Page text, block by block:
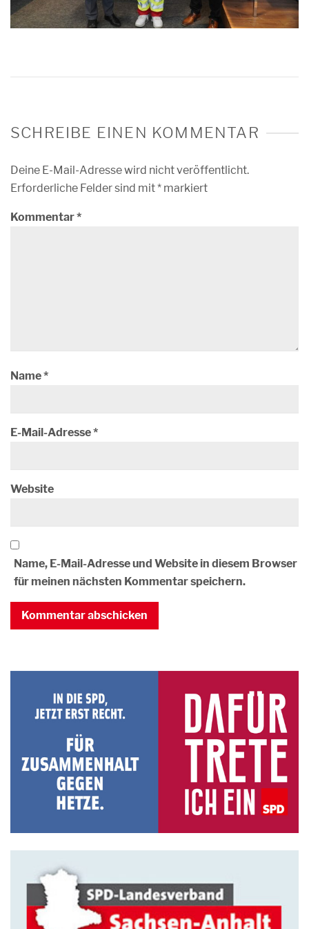
SCHREIBE EINEN KOMMENTAR
Deine E-Mail-Adresse wird nicht veröffentlicht.
Erforderliche Felder sind mit* markiert
Kommentar*
Name*
E-Mail-Adresse*
Website
Name, E-Mail-Adresse und Website in diesem Browser
für meinen nächsten Kommentar speichern.